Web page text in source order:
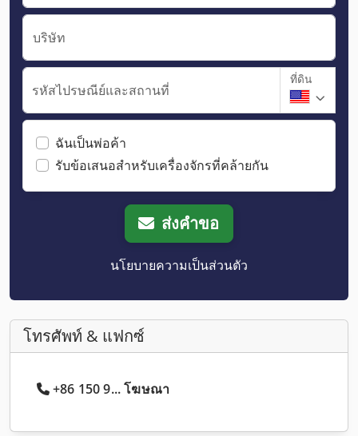
บริษัท
รหัสไปรษณีย์และสถานที่
ที่ดิน
ฉันเป็นพ่อค้า
รับข้อเสนอสำหรับเครื่องจักรที่คล้ายกัน
ส่งคำขอ
นโยบายความเป็นส่วนตัว
โทรศัพท์ & แฟกซ์
+86 150 9... โฆษณา